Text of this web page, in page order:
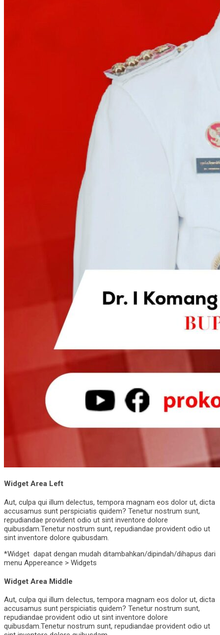
Widget Area Left
Aut, culpa qui illum delectus, tempora magnam eos dolor ut, dicta
accusamus sunt perspiciatis quidem? Tenetur nostrum sunt,
repudiandae provident odio ut sint inventore dolore
quibusdam.Tenetur nostrum sunt, repudiandae provident odio ut
sint inventore dolore quibusdam.
*Widget dapat dengan mudah ditambahkan/dipindah/dihapus dari
menu Appereance > Widgets
Widget Area Middle
Aut, culpa qui illum delectus, tempora magnam eos dolor ut, dicta
accusamus sunt perspiciatis quidem? Tenetur nostrum sunt,
repudiandae provident odio ut sint inventore dolore
quibusdam.Tenetur nostrum sunt, repudiandae provident odio ut